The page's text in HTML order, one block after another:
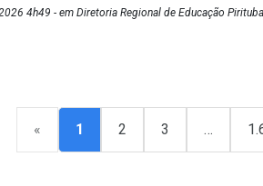
4h49 - em Diretoria Regional de Educação Pirituba
« 1 2 3 …